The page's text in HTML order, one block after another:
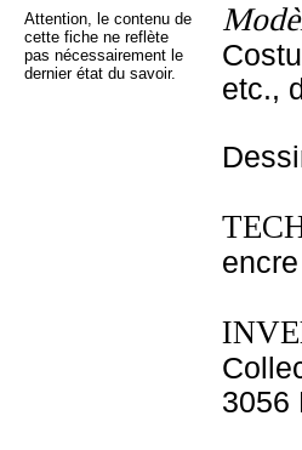
Attention, le contenu de
cette fiche ne reflète
pas nécessairement le
dernier état du savoir.
etc.,
3056